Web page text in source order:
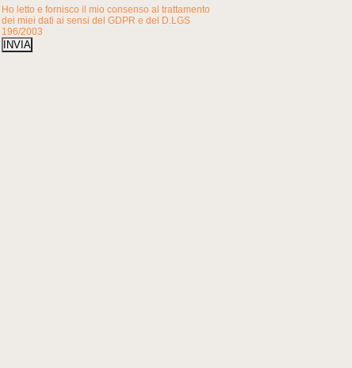
Ho letto e fornisco il mio consenso al trattamento
dei miei dati ai sensi del GDPR e del D.LGS
196/2003